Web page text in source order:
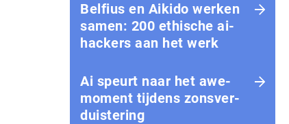
Belfius en Aikido werken
samen: 200 ethische ai-
hackers aan het werk
Ai speurt naar het awe-
moment tijdens zons­ver­
duis­te­ring